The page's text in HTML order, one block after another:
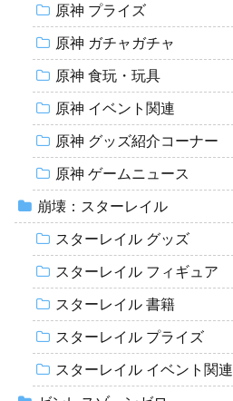
原神 プライズ
原神 ガチャガチャ
原神 食玩・玩具
原神 イベント関連
原神 グッズ紹介コーナー
原神 ゲームニュース
崩壊：スターレイル
スターレイル グッズ
スターレイル フィギュア
スターレイル 書籍
スターレイル プライズ
スターレイル イベント関連